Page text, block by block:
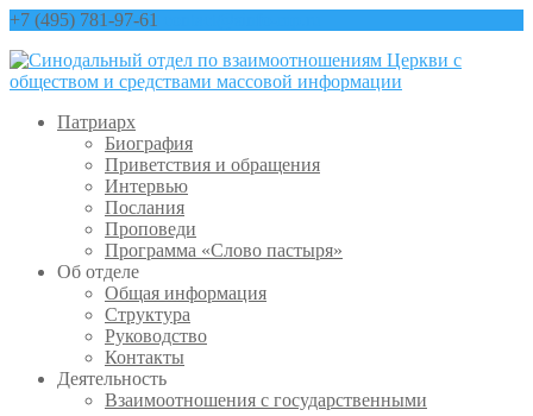
+7 (495) 781-97-61
Патриарх
Биография
Приветствия и обращения
Интервью
Послания
Проповеди
Программа «Слово пастыря»
Об отделе
Общая информация
Структура
Руководство
Контакты
Деятельность
Взаимоотношения с государственными